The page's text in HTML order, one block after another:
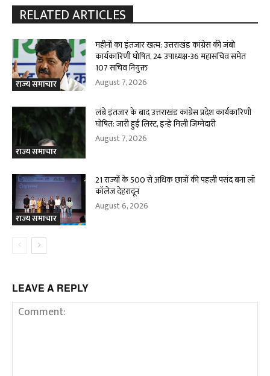
RELATED ARTICLES
राज्य समाचार
महीनों का इंतजार खत्म: उत्तराखंड कांग्रेस की जंबो
कार्यकारिणी घोषित, 24 उपाध्यक्ष-36 महासचिव समेत
107 सचिव नियुक्त
August 7, 2026
राज्य समाचार
लंबे इंतजार के बाद उत्तराखंड कांग्रेस प्रदेश कार्यकारिणी
घोषित: जारी हुई लिस्ट, इन्हे मिली जिम्मेदारी
August 7, 2026
राज्य समाचार
21 राज्यों के 500 से अधिक छात्रों की पहली पसंद बना लॉ
कॉलेज देहरादून
August 6, 2026
LEAVE A REPLY